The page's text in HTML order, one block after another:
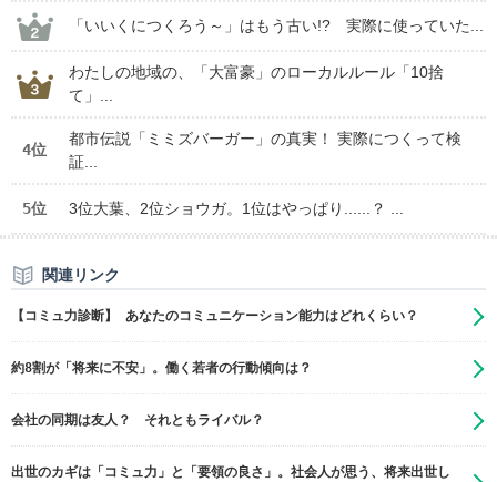
「いいくにつくろう～」はもう古い!? 実際に使っていた...
わたしの地域の、「大富豪」のローカルルール「10捨
て」...
4位
都市伝説「ミミズバーガー」の真実！ 実際につくって検
証...
5位 3位大葉、2位ショウガ。1位はやっぱり......？ ...
関連リンク
【コミュ力診断】 あなたのコミュニケーション能力はどれくらい？
約8割が「将来に不安」。働く若者の行動傾向は？
会社の同期は友人？ それともライバル？
出世のカギは「コミュ力」と「要領の良さ」。社会人が思う、将来出世し